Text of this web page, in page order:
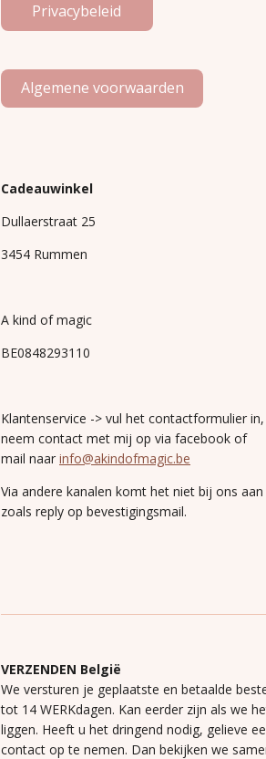
Privacybeleid
Algemene voorwaarden
Cadeauwinkel
Dullaerstraat 25
3454 Rummen
A kind of magic
BE0848293110
Klantenservice -> vul het contactformulier in,
neem contact met mij op via facebook of
mail naar info@akindofmagic.be
Via andere kanalen komt het niet bij ons aan
zoals reply op bevestigingsmail.
VERZENDEN België
We versturen je geplaatste en betaalde
tot 14 WERKdagen. Kan eerder zijn als we
liggen. Heeft u het dringend nodig, gelieve
contact op te nemen. Dan bekijken we